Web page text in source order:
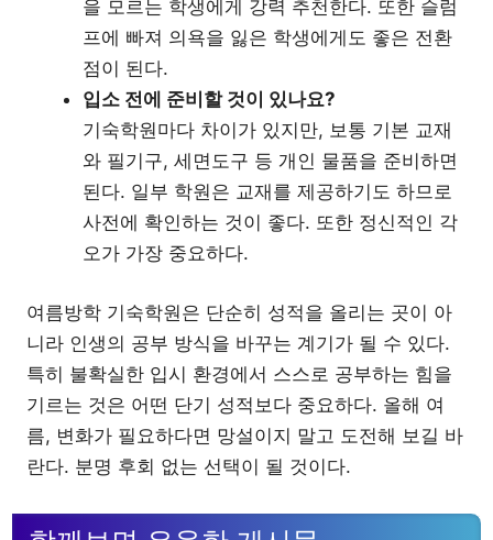
을 모르는 학생에게 강력 추천한다. 또한 슬럼
프에 빠져 의욕을 잃은 학생에게도 좋은 전환
점이 된다.
입소 전에 준비할 것이 있나요?
기숙학원마다 차이가 있지만, 보통 기본 교재
와 필기구, 세면도구 등 개인 물품을 준비하면
된다. 일부 학원은 교재를 제공하기도 하므로
사전에 확인하는 것이 좋다. 또한 정신적인 각
오가 가장 중요하다.
여름방학 기숙학원은 단순히 성적을 올리는 곳이 아
니라 인생의 공부 방식을 바꾸는 계기가 될 수 있다.
특히 불확실한 입시 환경에서 스스로 공부하는 힘을
기르는 것은 어떤 단기 성적보다 중요하다. 올해 여
름, 변화가 필요하다면 망설이지 말고 도전해 보길 바
란다. 분명 후회 없는 선택이 될 것이다.